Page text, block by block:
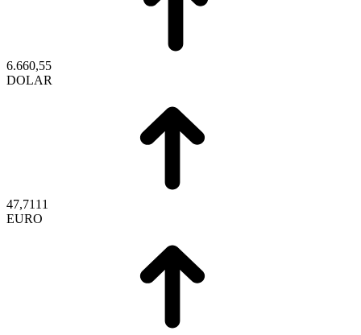
6.660,55
DOLAR
47,7111
EURO